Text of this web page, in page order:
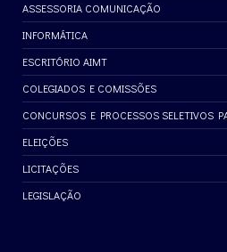
ASSESSORIA COMUNICAÇÃO
INFORMÁTICA
ESCRITÓRIO AIMT
COLEGIADOS E COMISSÕES
CONCURSOS E PROCESSOS SELETIVOS
ELEIÇÕES
LICITAÇÕES
LEGISLAÇÃO